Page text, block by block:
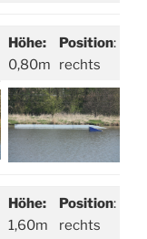
Höhe:
0,80m
Position:
rechts
Höhe:
1,60m
Position:
rechts